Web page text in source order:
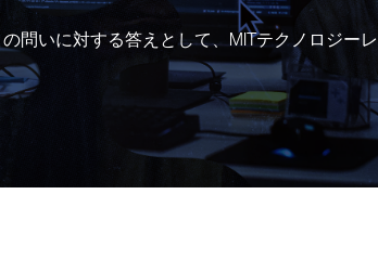
問いに対する答えとして、MITテクノロジー